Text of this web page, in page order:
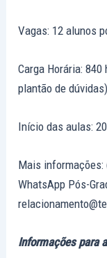
Vagas: 12 alunos
Carga Horária:
plantão de
Início das aulas:
Mais informações:
WhatsApp Pós-
Informações para